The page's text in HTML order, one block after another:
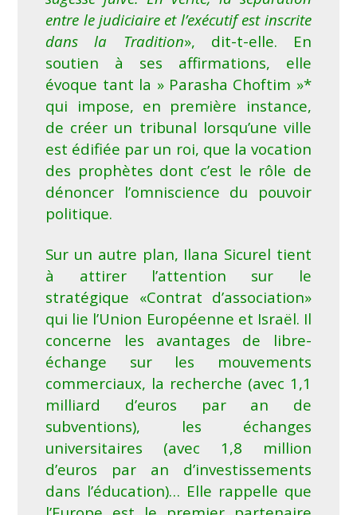
entre le judiciaire et l’exécutif est inscrite
dans la Tradition», dit-t-elle. En
soutien à ses affirmations, elle
évoque tant la » Parasha Choftim »*
qui impose, en première instance,
de créer un tribunal lorsqu’une ville
est édifiée par un roi, que la vocation
des prophètes dont c’est le rôle de
dénoncer l’omniscience du pouvoir
politique.
Sur un autre plan, Ilana Sicurel tient
à attirer l’attention sur le
stratégique «Contrat d’association»
qui lie l’Union Européenne et Israël. Il
concerne les avantages de libre-
échange sur les mouvements
commerciaux, la recherche (avec 1,1
milliard d’euros par an de
subventions), les échanges
universitaires (avec 1,8 million
d’euros par an d’investissements
dans l’éducation)… Elle rappelle que